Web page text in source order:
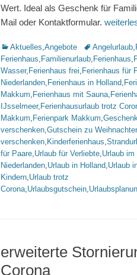
Wert. Ideal als Geschenk für
Mail oder Kontaktformular.
Kategorien
Aktuelles,Angebote Schlagworte
Angelurlaub,
Ferienhaus, Familienurlaub, Ferienhaus,
Wasser, Ferienhaus frei, Ferienhaus für
Niederlanden, Ferienhaus in Holland,
Makkum, Ferienhaus mit Sauna,
IJsselmeer, Ferienhausurlaub trotz
Makkum, Ferienpark Makkum,
verschenken,Gutschein zu
verschenken, Kinderferienhaus,
für Paare,Urlaub für Verliebte,Urlaub im
Niederlanden,Urlaub in Holland,Urlaub
Kindern,Urlaub trotz
Corona,Urlaubsgutschein,
erweiterte
Corona